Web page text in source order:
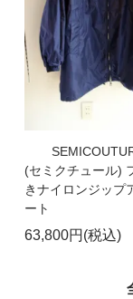
(セミクチュール)
きナイロンジップ
ート
63,800円(税込)